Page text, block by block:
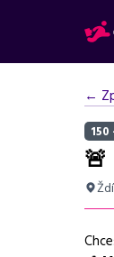
←
150
🚨